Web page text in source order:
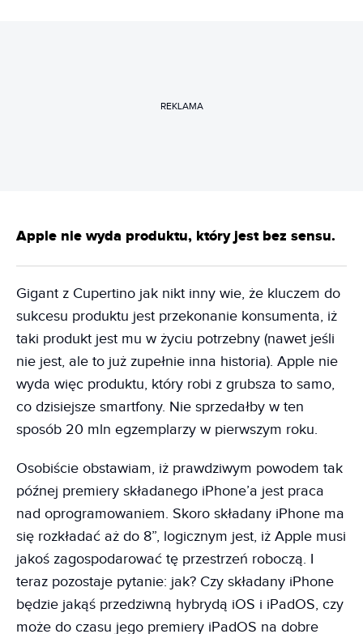
REKLAMA
Apple nie wyda produktu, który jest bez sensu.
Gigant z Cupertino jak nikt inny wie, że kluczem do
sukcesu produktu jest przekonanie konsumenta, iż
taki produkt jest mu w życiu potrzebny (nawet jeśli
nie jest, ale to już zupełnie inna historia). Apple nie
wyda więc produktu, który robi z grubsza to samo,
co dzisiejsze smartfony. Nie sprzedałby w ten
sposób 20 mln egzemplarzy w pierwszym roku.
Osobiście obstawiam, iż prawdziwym powodem tak
późnej premiery składanego iPhone’a jest praca
nad oprogramowaniem. Skoro składany iPhone ma
się rozkładać aż do 8”, logicznym jest, iż Apple musi
jakoś zagospodarować tę przestrzeń roboczą. I
teraz pozostaje pytanie: jak? Czy składany iPhone
będzie jakąś przedziwną hybrydą iOS i iPadOS, czy
może do czasu jego premiery iPadOS na dobre